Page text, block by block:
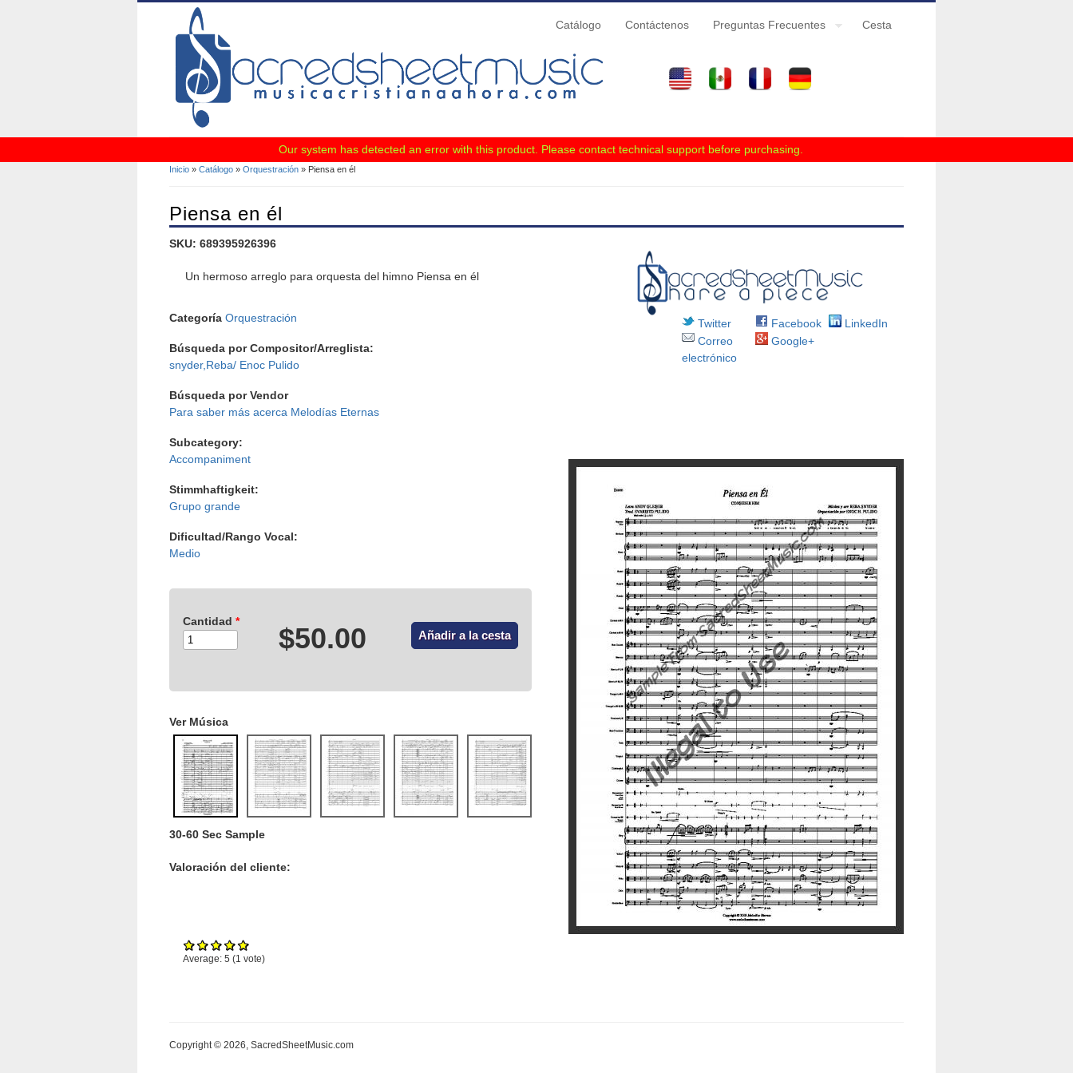
Catálogo Contáctenos Preguntas Frecuentes Cesta
Inicio » Catálogo » Orquestración » Piensa en él
Piensa en él
Twitter Facebook
LinkedIn
Correo
electrónico
Google+
SKU: 689395926396
Un hermoso arreglo para orquesta del himno Piensa en él
Categoría Orquestración
Búsqueda por Compositor/Arreglista:
snyder,Reba/ Enoc Pulido
Búsqueda por Vendor
Melodías Eternas
Subcategory:
Accompaniment
Stimmhaftigkeit:
Grupo grande
Dificultad/Rango Vocal:
Medio
Cantidad *
$50.00
Ver Música
30-60 Sec Sample
Valoración del cliente:
Average: 5 (1 vote)
Our system has detected an error with this product. Please contact technical support before purchasing.
Copyright © 2026, SacredSheetMusic.com